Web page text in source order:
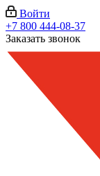
Войти
+7 800 444-08-37
Заказать звонок